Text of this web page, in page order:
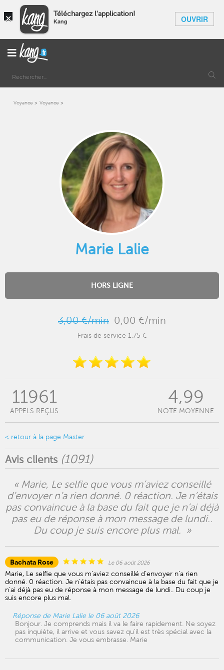
× Téléchargez l'application!
Kang OUVRIR
Voyance Voyance
Marie Lalie
HORS LIGNE
3,00 €/min 0,00 €/min
Frais de service 1,75 €
11961
APPELS REÇUS
4,99
NOTE MOYENNE
< retour à la page Master
Avis clients (1091)
« Marie, Le selfie que vous m’aviez conseillé
d’envoyer n’a rien donné. 0 réaction. Je n’étais
pas convaincue à la base du fait que je n’ai déjà
pas eu de réponse à mon message de lundi..
Du coup je suis encore plus mal. »
Bachata Rose Le 06 août 2026
Marie, Le selfie que vous m’aviez conseillé d’envoyer n’a rien
donné. 0 réaction. Je n’étais pas convaincue à la base du fait que je
n’ai déjà pas eu de réponse à mon message de lundi.. Du coup je
suis encore plus mal.
Réponse de Marie Lalie le 06 août 2026
Bonjour. Je comprends mais il va le faire rapidement. Ne soyez
pas inquiète, il arrive et vous savez qu'il est très spécial avec la
communication. Je vous embrasse. Marie